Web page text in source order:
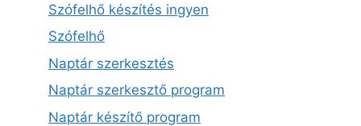
Szófelhő készítés ingyen
Szófelhő
Naptár szerkesztés
Naptár szerkesztő program
Naptár készítő program